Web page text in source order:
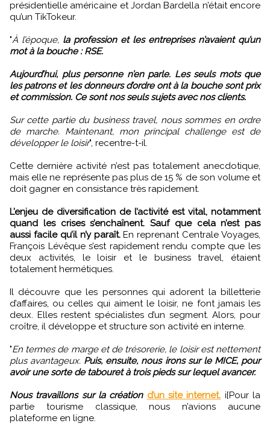
présidentielle américaine et Jordan Bardella n’était encore
qu’un TikTokeur.
"À l’époque, la profession et les entreprises n’avaient qu’un
mot à la bouche : RSE.
Aujourd’hui, plus personne n’en parle. Les seuls mots que
les patrons et les donneurs d’ordre ont à la bouche sont prix
et commission. Ce sont nos seuls sujets avec nos clients.
Sur cette partie du business travel, nous sommes en ordre
de marche. Maintenant, mon principal challenge est de
développer le loisir", recentre-t-il.
Cette dernière activité n’est pas totalement anecdotique,
mais elle ne représente pas plus de 15 % de son volume et
doit gagner en consistance très rapidement.
L’enjeu de diversification de l’activité est vital, notamment
quand les crises s’enchaînent. Sauf que cela n’est pas
aussi facile qu’il n’y paraît.En reprenant Centrale Voyages,
François Lévêque s’est rapidement rendu compte que les
deux activités, le loisir et le business travel, étaient
totalement hermétiques.
Il découvre que les personnes qui adorent la billetterie
d’affaires, ou celles qui aiment le loisir, ne font jamais les
deux. Elles restent spécialistes d’un segment. Alors, pour
croître, il développe et structure son activité en interne.
"En termes de marge et de trésorerie, le loisir est nettement
plus avantageux. Puis, ensuite, nous irons sur le MICE, pour
avoir une sorte de tabouret à trois pieds sur lequel avancer.
Nous travaillons sur la création d’un site internet. i[Pour la
partie tourisme classique, nous n’avions aucune
plateforme en ligne.